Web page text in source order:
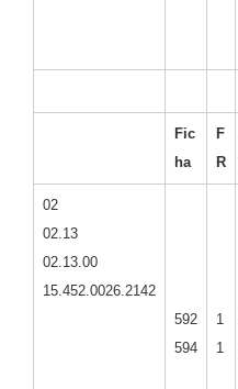
Fic
ha
F
R
02
02.13
02.13.00
15.452.0026.2142
592
594
1
1